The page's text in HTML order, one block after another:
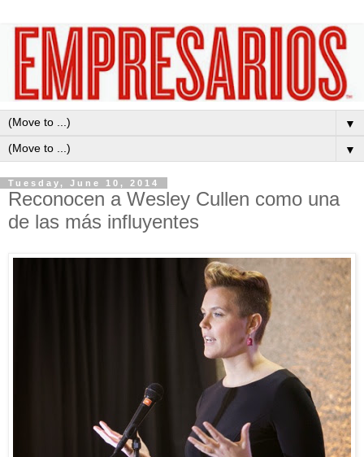
▼
▼
Tuesday, June 10, 2014
Reconocen a Wesley Cullen como una
de las más influyentes